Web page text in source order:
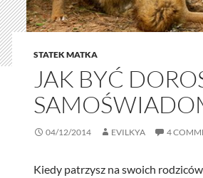
STATEK MATKA
JAK BYĆ
04/12/2014 EVILKYA 4
Kiedy patrzysz na swoich